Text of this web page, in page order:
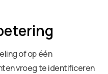
of op één
vroeg te identificeren